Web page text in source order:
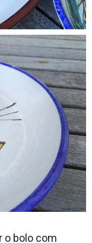
o bolo com